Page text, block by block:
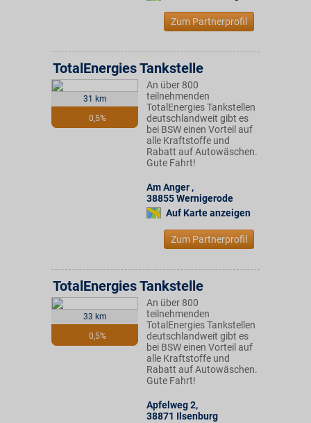
Zum Partnerprofil
31 km
0,5%
TotalEnergies Tankstelle
An über 800
teilnehmenden
TotalEnergies Tankstellen
deutschlandweit gibt es
bei BSW einen Vorteil auf
alle Kraftstoffe und
Rabatt auf Autowäschen.
Gute Fahrt!
Am Anger ,
38855Wernigerode
Auf Karte anzeigen
Zum Partnerprofil
33 km
0,5%
TotalEnergies Tankstelle
An über 800
teilnehmenden
TotalEnergies Tankstellen
deutschlandweit gibt es
bei BSW einen Vorteil auf
alle Kraftstoffe und
Rabatt auf Autowäschen.
Gute Fahrt!
Apfelweg 2,
38871 Ilsenburg